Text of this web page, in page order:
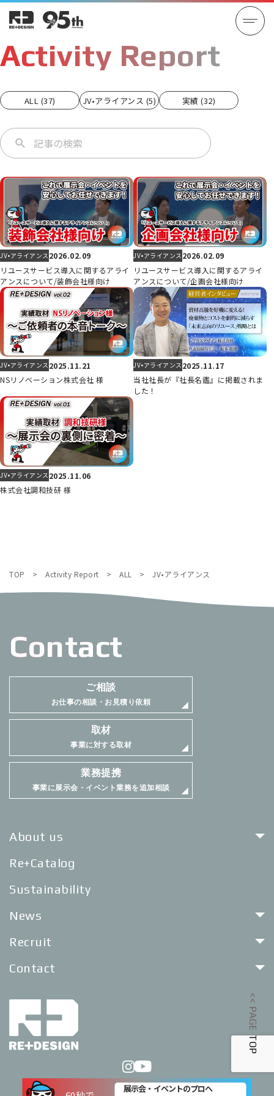
Activity Report
ALL (37) JV•アライアンス (5) 実績 (32)
JV•アライアンス 2026.02.09
リユースサービス導入に関するアライ
アンスについて/装飾会社様向け
JV•アライアンス 2026.02.09
リユースサービス導入に関するアライ
アンスについて/企画会社様向け
JV•アライアンス 2025.11.21
NSリノベーション株式会社 様
JV•アライアンス 2025.11.17
当社社長が『社長名鑑』に掲載されま
した！
JV•アライアンス 2025.11.06
株式会社調和技研 様
TOP > Activity Report > ALL > JV•アライアンス
Contact
ご相談
お仕事の相談・お見積り依頼
取材
事業に対する取材
業務提携
事業に展示会・イベント業務を追加相談
About us
Re+Catalog
Sustainability
News
Recruit
Contact
Privacy Policy
<< PAGE TOP
展示会・イベントのプロへ